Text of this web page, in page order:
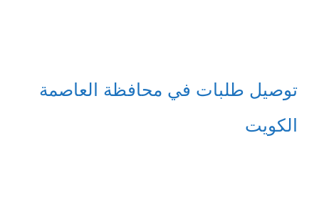
توصيل طلبات في محافظة العاصمة
الكويت